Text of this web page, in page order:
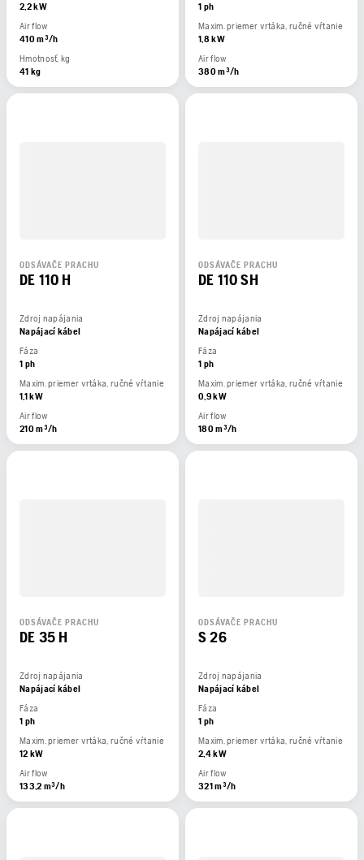
2,2 kW
Air flow
410 m³/h
Hmotnosť, kg
41 kg
1 ph
Maxim. priemer vrtáka, ručné vŕtanie
1,8 kW
Air flow
380 m³/h
ODSÁVAČE PRACHU
DE 110 H
Zdroj napájania
Napájací kábel
Fáza
1 ph
Maxim. priemer vrtáka, ručné vŕtanie
1,1 kW
Air flow
210 m³/h
ODSÁVAČE PRACHU
DE 110 SH
Zdroj napájania
Napájací kábel
Fáza
1 ph
Maxim. priemer vrtáka, ručné vŕtanie
0,9 kW
Air flow
180 m³/h
ODSÁVAČE PRACHU
DE 35 H
Zdroj napájania
Napájací kábel
Fáza
1 ph
Maxim. priemer vrtáka, ručné vŕtanie
12 kW
Air flow
133,2 m³/h
ODSÁVAČE PRACHU
S 26
Zdroj napájania
Napájací kábel
Fáza
1 ph
Maxim. priemer vrtáka, ručné vŕtanie
2,4 kW
Air flow
321 m³/h